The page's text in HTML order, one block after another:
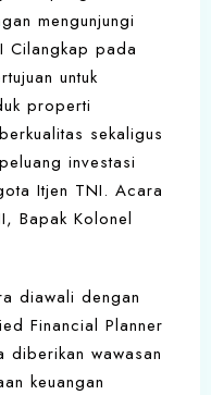
mengunjungi
Cilangkap pada
untuk
properti
sekaligus
investasi
Itjen TNI. Acara
Bapak Kolonel
diawali dengan
Financial Planner
diberikan wawasan
keuangan